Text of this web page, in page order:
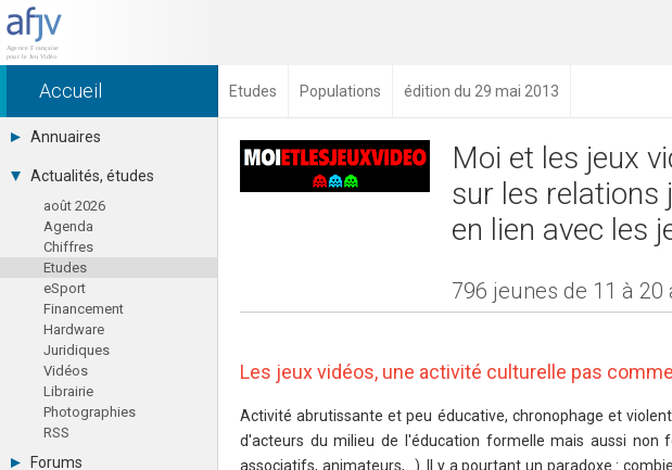
Accueil Etudes Populations édition du 29 mai 2013
Annuaires
Toutes les sociétés (691)
Studios (418)
Editeurs (49)
Distributeurs (16)
Hard. / Accessoires (10)
Middlewares (15)
Prestataires (99)
Assoc. / Syndicats (21)
Formations / Ecoles (46)
Presse spécialisée (17)
Actualités, études
août 2026
Agenda
Chiffres
Etudes
eSport
Financement
Hardware
Juridiques
Vidéos
Librairie
Photographies
RSS
Forums
Moi et les jeux
sur les
en lien avec les
796 jeunes de 11 à
Les jeux vidéos, une activité culturelle pas
Activité abrutissante et peu éducative, chronophage et
d'acteurs du milieu de l'éducation formelle mais aussi non
associatifs, animateurs,...). Il y a pourtant un paradoxe :